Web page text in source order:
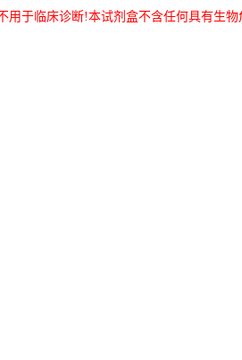
于临床诊断!本试剂盒不含任何具有生